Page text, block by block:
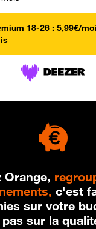
18-26 : 5,99€/
Orange,
c'est
sur votre
pas sur la